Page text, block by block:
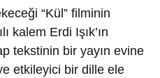
“Kül” filminin
kalem Erdi Işık’ın
tekstinin bir yayın evine
etkileyici bir dille ele